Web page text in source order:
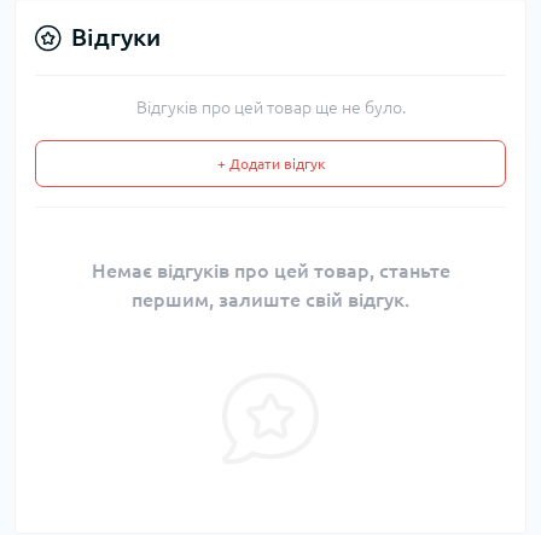
Відгуки
Відгуків про цей товар ще не було.
+ Додати відгук
Немає відгуків про цей товар, станьте
першим, залиште свій відгук.